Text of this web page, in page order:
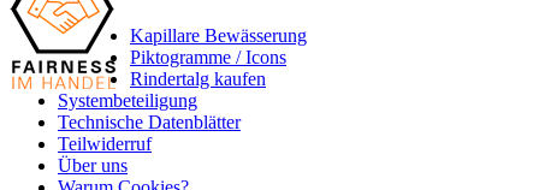
Kapillare Bewässerung
Piktogramme / Icons
Rindertalg kaufen
Systembeteiligung
Technische Datenblätter
Teilwiderruf
Über uns